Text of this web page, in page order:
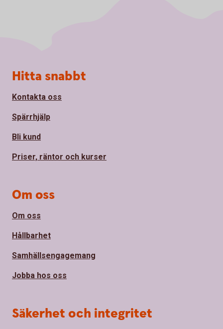
Sidfot
Hitta snabbt
Kontakta oss
Spärrhjälp
Bli kund
Priser, räntor och kurser
Om oss
Om oss
Hållbarhet
Samhällsengagemang
Jobba hos oss
Säkerhet och integritet